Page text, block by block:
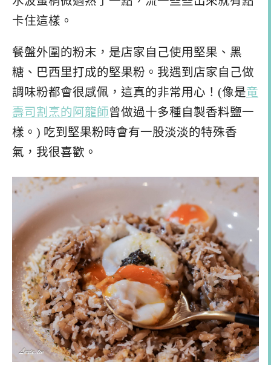
卡住這樣。
餐盤外圍的粉末，是店家自己使用堅果、黑
糖、巴西里打成的堅果粉。我遇到店家自己做
調味粉都會很感佩，這真的非常用心！(像是竜
壽司割烹的阿龍師曾做過十多種自製香料鹽一
樣。) 吃到堅果粉時會有一股淡淡的特殊香
氣，我很喜歡。